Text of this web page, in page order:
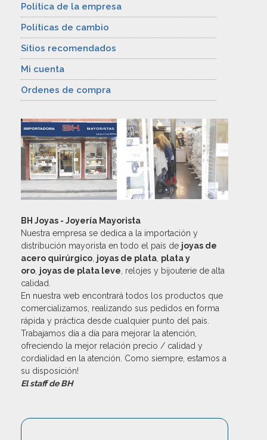
Política de la empresa
Políticas de cambio
Sitios recomendados
Mi cuenta
Ordenes de compra
BH Joyas - Joyería Mayorista
Nuestra empresa se dedica a la importación y
distribución mayorista en todo el país de joyas de
acero quirúrgico, joyas de plata, plata y
oro, joyas de plata leve, relojes y bijouterie de alta
calidad.
En nuestra web encontrará todos los productos que
comercializamos, realizando sus pedidos en forma
rápida y práctica desde cualquier punto del país.
Trabajamos día a día para mejorar la atención,
ofreciendo la mejor relación precio / calidad y
cordialidad en la atención. Como siempre, estamos a
su disposición!
El staff de BH